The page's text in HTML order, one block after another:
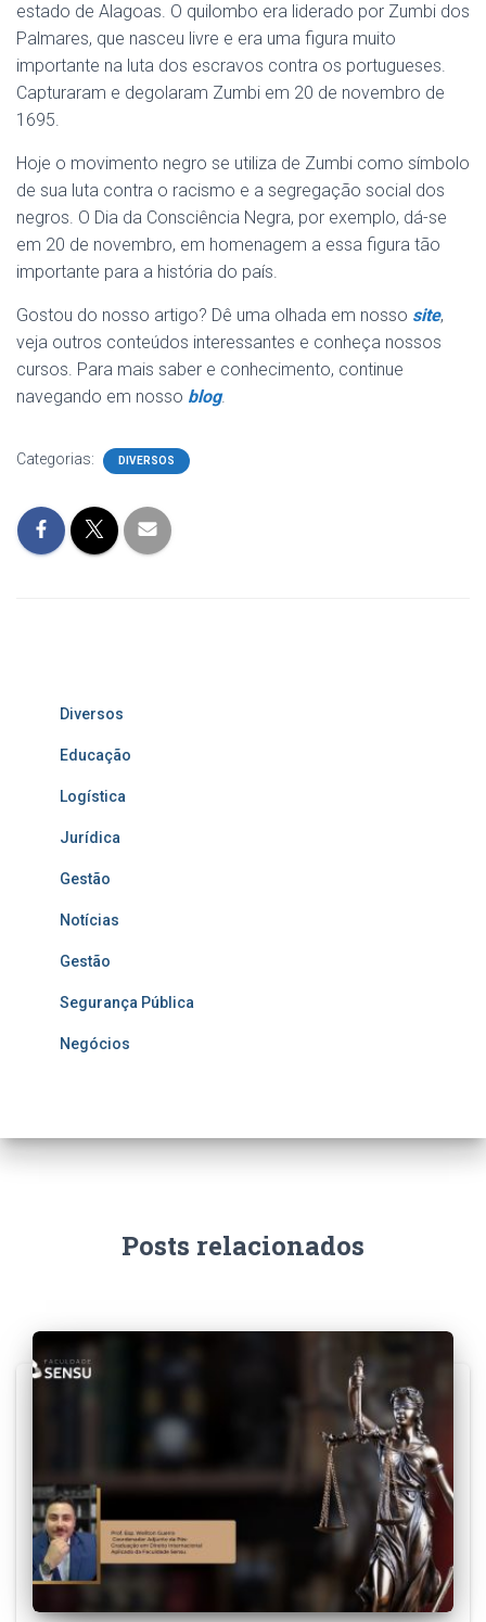
estado de Alagoas. O quilombo era liderado por Zumbi dos
Palmares, que nasceu livre e era uma figura muito
importante na luta dos escravos contra os portugueses.
Capturaram e degolaram Zumbi em 20 de novembro de
1695.
Hoje o movimento negro se utiliza de Zumbi como símbolo
de sua luta contra o racismo e a segregação social dos
negros. O Dia da Consciência Negra, por exemplo, dá-se
em 20 de novembro, em homenagem a essa figura tão
importante para a história do país.
Gostou do nosso artigo? Dê uma olhada em nosso site,
veja outros conteúdos interessantes e conheça nossos
cursos. Para mais saber e conhecimento, continue
navegando em nosso blog.
Categorias: DIVERSOS
Diversos
Educação
Logística
Jurídica
Gestão
Notícias
Gestão
Segurança Pública
Negócios
Posts relacionados